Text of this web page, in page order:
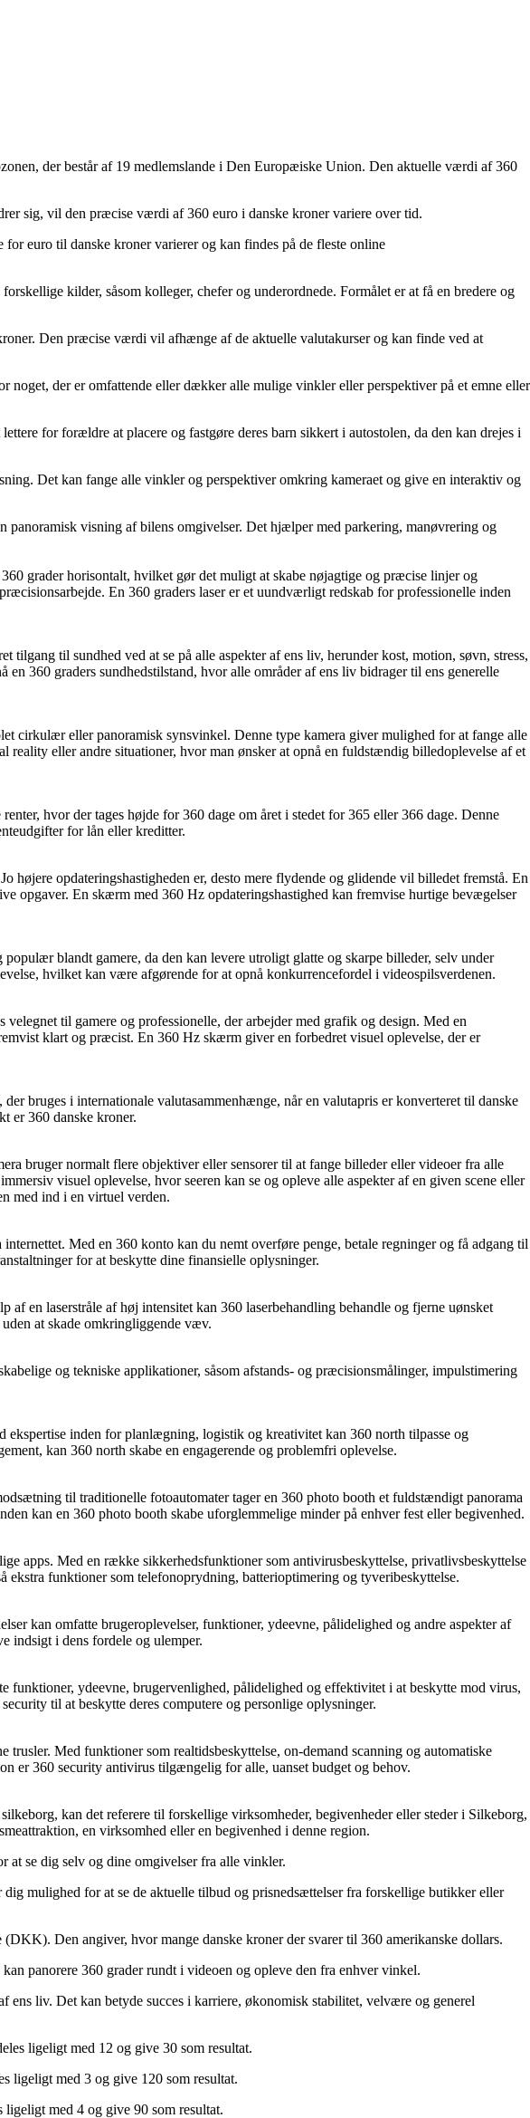
der består af 19 medlemslande i Den Europæiske Union. Den aktuelle værdi af 360
sig, vil den præcise værdi af 360 euro i danske kroner variere over tid.
euro til danske kroner varierer og kan findes på de fleste online
kilder, såsom kolleger, chefer og underordnede. Formålet er at få en bredere og
Den præcise værdi vil afhænge af de aktuelle valutakurser og kan finde ved at
noget, der er omfattende eller dækker alle mulige vinkler eller perspektiver på et emne eller
for forældre at placere og fastgøre deres barn sikkert i autostolen, da den kan drejes i
Det kan fange alle vinkler og perspektiver omkring kameraet og give en interaktiv og
panoramisk visning af bilens omgivelser. Det hjælper med parkering, manøvrering og
grader horisontalt, hvilket gør det muligt at skabe nøjagtige og præcise linjer og
En 360 graders laser er et uundværligt redskab for professionelle inden
tilgang til sundhed ved at se på alle aspekter af ens liv, herunder kost, motion, søvn, stress,
360 graders sundhedstilstand, hvor alle områder af ens liv bidrager til ens generelle
cirkulær eller panoramisk synsvinkel. Denne type kamera giver mulighed for at fange alle
eller andre situationer, hvor man ønsker at opnå en fuldstændig billedoplevelse af et
hvor der tages højde for 360 dage om året i stedet for 365 eller 366 dage. Denne
for lån eller kreditter.
opdateringshastigheden er, desto mere flydende og glidende vil billedet fremstå. En
opgaver. En skærm med 360 Hz opdateringshastighed kan fremvise hurtige bevægelser
blandt gamere, da den kan levere utroligt glatte og skarpe billeder, selv under
hvilket kan være afgørende for at opnå konkurrencefordel i videospilsverdenen.
til gamere og professionelle, der arbejder med grafik og design. Med en
klart og præcist. En 360 Hz skærm giver en forbedret visuel oplevelse, der er
bruges i internationale valutasammenhænge, når en valutapris er konverteret til danske
er 360 danske kroner.
bruger normalt flere objektiver eller sensorer til at fange billeder eller videoer fra alle
visuel oplevelse, hvor seeren kan se og opleve alle aspekter af en given scene eller
med ind i en virtuel verden.
Med en 360 konto kan du nemt overføre penge, betale regninger og få adgang til
for at beskytte dine finansielle oplysninger.
en laserstråle af høj intensitet kan 360 laserbehandling behandle og fjerne uønsket
at skade omkringliggende væv.
og tekniske applikationer, såsom afstands- og præcisionsmålinger, impulstimering
ekspertise inden for planlægning, logistik og kreativitet kan 360 north tilpasse og
kan 360 north skabe en engagerende og problemfri oplevelse.
til traditionelle fotoautomater tager en 360 photo booth et fuldstændigt panorama
kan en 360 photo booth skabe uforglemmelige minder på enhver fest eller begivenhed.
apps. Med en række sikkerhedsfunktioner som antivirusbeskyttelse, privatlivsbeskyttelse
funktioner som telefonoprydning, batterioptimering og tyveribeskyttelse.
kan omfatte brugeroplevelser, funktioner, ydeevne, pålidelighed og andre aspekter af
indsigt i dens fordele og ulemper.
funktioner, ydeevne, brugervenlighed, pålidelighed og effektivitet i at beskytte mod virus,
til at beskytte deres computere og personlige oplysninger.
Med funktioner som realtidsbeskyttelse, on-demand scanning og automatiske
er 360 security antivirus tilgængelig for alle, uanset budget og behov.
kan det referere til forskellige virksomheder, begivenheder eller steder i Silkeborg,
en virksomhed eller en begivenhed i denne region.
at se dig selv og dine omgivelser fra alle vinkler.
mulighed for at se de aktuelle tilbud og prisnedsættelser fra forskellige butikker eller
Den angiver, hvor mange danske kroner der svarer til 360 amerikanske dollars.
panorere 360 grader rundt i videoen og opleve den fra enhver vinkel.
liv. Det kan betyde succes i karriere, økonomisk stabilitet, velvære og generel
ligeligt med 12 og give 30 som resultat.
ligeligt med 3 og give 120 som resultat.
med 4 og give 90 som resultat.